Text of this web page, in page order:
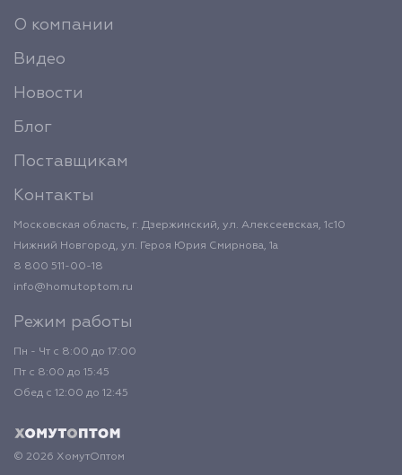
О компании
Видео
Новости
Блог
Поставщикам
Контакты
Московская область, г. Дзержинский, ул. Алексеевская, 1с10
Нижний Новгород, ул. Героя Юрия Смирнова, 1а
8 800 511-00-18
info@homutoptom.ru
Режим работы
Пн - Чт с 8:00 до 17:00
Пт с 8:00 до 15:45
Обед с 12:00 до 12:45
© 2026 ХомутОптом